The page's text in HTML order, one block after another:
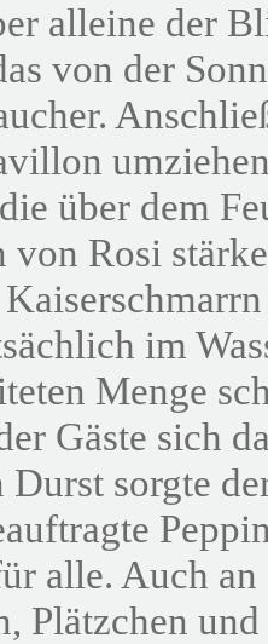
alleine der
von der
über dem
von Rosi
im
Menge
Gäste sich
Durst sorgte
alle. Auch an
Plätzchen